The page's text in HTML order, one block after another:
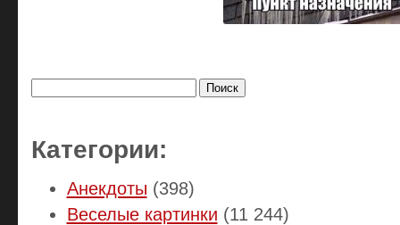
Категории:
Анекдоты (398)
Веселые картинки (11 244)